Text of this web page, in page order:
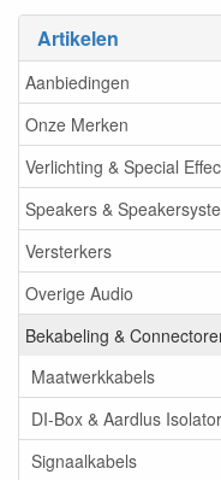
Artikelen
Aanbiedingen
Onze Merken
Verlichting & Special
Speakers &
Versterkers
Overige Audio
Bekabeling &
Maatwerkkabels
DI-Box & Aardlus Isolator
Signaalkabels